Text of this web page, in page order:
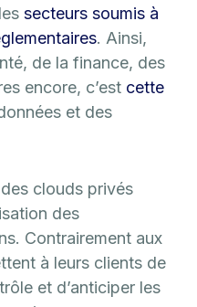
secteurs soumis à
. Ainsi,
de la finance, des
encore, c’est cette
et des
clouds privés
des
Contrairement aux
à leurs clients de
et d’anticiper les